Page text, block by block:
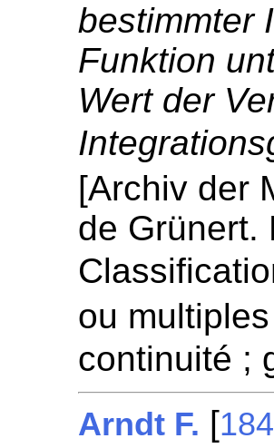
bestimmter
Funktion
Wert der
[Archiv der
de
ou
continuité ;
Arndt F. [